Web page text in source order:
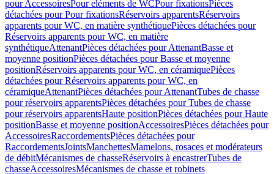
pour AccessoiresPour eléments de WCPour fixationsPièces
détachées pour Pour fixationsRéservoirs apparentsRéservoirs
apparents pour WC, en matière synthétiquePièces détachées pour
Réservoirs apparents pour WC, en matière
synthétiqueAttenantPièces détachées pour AttenantBasse et
moyenne positionPièces détachées pour Basse et moyenne
positionRéservoirs apparents pour WC, en céramiquePièces
détachées pour Réservoirs apparents pour WC, en
céramiqueAttenantPièces détachées pour AttenantTubes de chasse
pour réservoirs apparentsPièces détachées pour Tubes de chasse
pour réservoirs apparentsHaute positionPièces détachées pour Haute
positionBasse et moyenne positionAccessoiresPièces détachées pour
AccessoiresRaccordementsPièces détachées pour
RaccordementsJointsManchettesMamelons, rosaces et modérateurs
de débitMécanismes de chasseRéservoirs à encastrerTubes de
chasseAccessoiresMécanismes de chasse et robinets